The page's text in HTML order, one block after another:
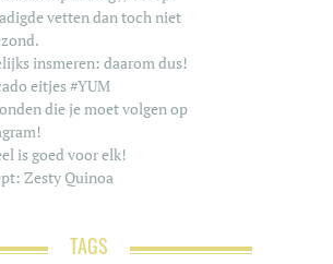
vetten dan toch niet
insmeren: daarom dus!
eitjes #YUM
die je moet volgen op
is goed voor elk!
Zesty Quinoa
TAGS